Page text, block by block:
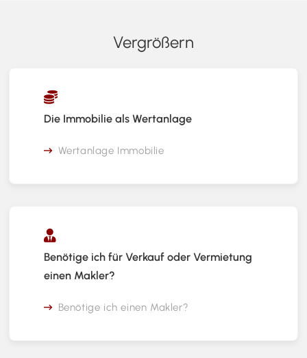
Vergrößern
Die Immobilie als Wertanlage
Wertanlage Immobilie
Benötige ich für Verkauf oder Vermietung
einen Makler?
Benötige ich einen Makler?